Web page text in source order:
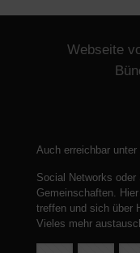
Webseite
Auch erreichbar
Social Networks
Gemeinschaften.
treffen und sich über
Vieles mehr